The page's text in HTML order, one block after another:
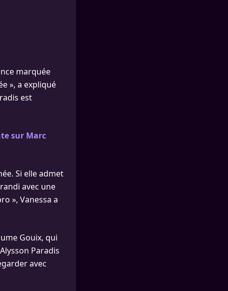
marquée
», a expliqué
est
sur Marc
Si elle admet
avec une
», Vanessa a
Gouix, qui
Paradis
avec